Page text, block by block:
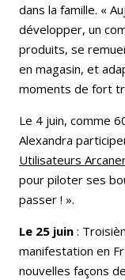
dans la famille. «
développer, un
produits, se
en magasin, et
moments de fort
Le 4 juin, comme
Alexandra
Utilisateurs
pour piloter ses
passer ! ».
Le 25 juin :
manifestation en
nouvelles façons